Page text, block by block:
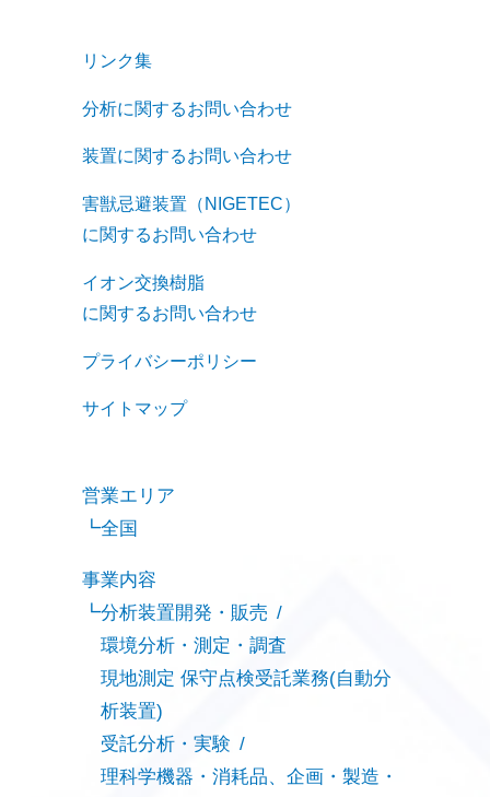
リンク集
分析に関するお問い合わせ
装置に関するお問い合わせ
害獣忌避装置（NIGETEC）
に関するお問い合わせ
イオン交換樹脂
に関するお問い合わせ
プライバシーポリシー
サイトマップ
営業エリア
全国
事業内容
分析装置開発・販売
環境分析・測定・調査
現地測定 保守点検受託業務(自動分
析装置)
受託分析・実験
理科学機器・消耗品、企画・製造・